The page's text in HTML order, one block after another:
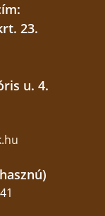
23.
u. 4.